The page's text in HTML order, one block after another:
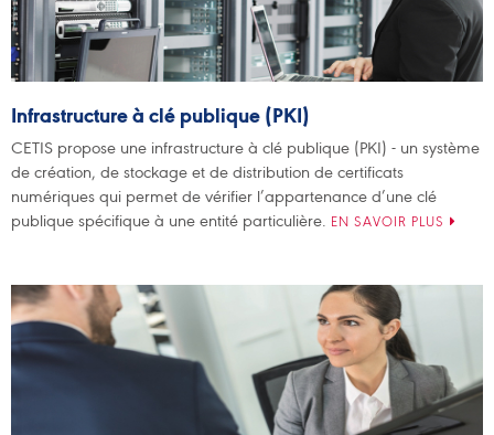
Infrastructure à clé publique (PKI)
CETIS propose une infrastructure à clé publique (PKI) - un système
de création, de stockage et de distribution de certificats
numériques qui permet de vérifier l’appartenance d’une clé
publique spécifique à une entité particulière. EN SAVOIR PLUS